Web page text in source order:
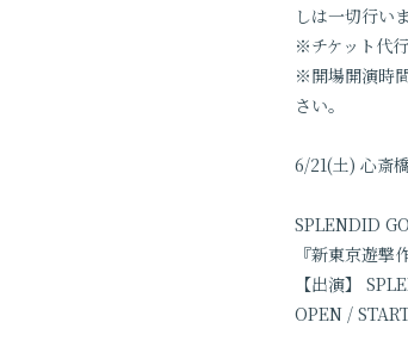
しは一切行い
※チケット代
※開場開演時
さい。
6/21(土) 心斎
SPLENDID
『新東京遊撃
【出演】
OPEN /